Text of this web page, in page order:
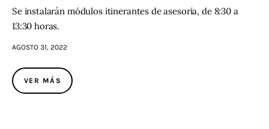
Jalisco TV
Nosotros
Contacto
Se instalarán módulos itinerantes de asesoría, de 8:30 a
13:30 horas.
AGOSTO 31, 2022
VER MÁS